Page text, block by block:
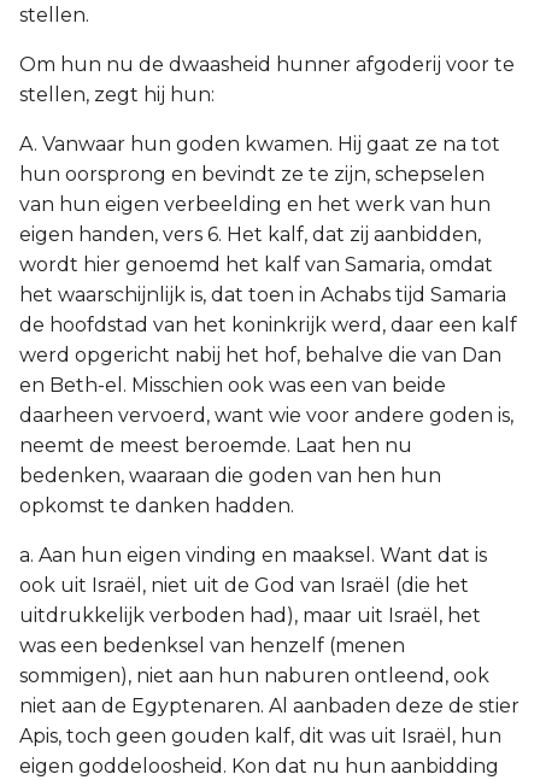
stellen.
Om hun nu de dwaasheid hunner afgoderij voor te
stellen, zegt hij hun:
A. Vanwaar hun goden kwamen. Hij gaat ze na tot
hun oorsprong en bevindt ze te zijn, schepselen
van hun eigen verbeelding en het werk van hun
eigen handen, vers 6. Het kalf, dat zij aanbidden,
wordt hier genoemd het kalf van Samaria, omdat
het waarschijnlijk is, dat toen in Achabs tijd Samaria
de hoofdstad van het koninkrijk werd, daar een kalf
werd opgericht nabij het hof, behalve die van Dan
en Beth-el. Misschien ook was een van beide
daarheen vervoerd, want wie voor andere goden is,
neemt de meest beroemde. Laat hen nu
bedenken, waaraan die goden van hen hun
opkomst te danken hadden.
a. Aan hun eigen vinding en maaksel. Want dat is
ook uit Israël, niet uit de God van Israël (die het
uitdrukkelijk verboden had), maar uit Israël, het
was een bedenksel van henzelf (menen
sommigen), niet aan hun naburen ontleend, ook
niet aan de Egyptenaren. Al aanbaden deze de stier
Apis, toch geen gouden kalf, dit was uit Israël, hun
eigen goddeloosheid. Kon dat nu hun aanbidding